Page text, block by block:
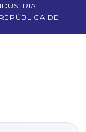
DE